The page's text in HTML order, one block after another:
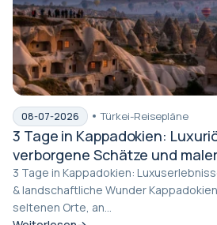
08-07-2026 Türkei-Reisepläne
3 Tage in Kappadokien:
verborgene Schätze und
3 Tage in Kappadokien:
& landschaftliche Wunder Kappadokien ist einer dieser
seltenen Orte, an...